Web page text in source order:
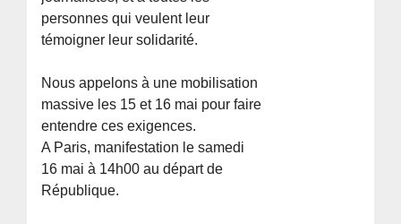
personnes qui veulent leur
témoigner leur solidarité.
Nous appelons à une mobilisation
massive les 15 et 16 mai pour faire
entendre ces exigences.
A Paris, manifestation le samedi
16 mai à 14h00 au départ de
République.